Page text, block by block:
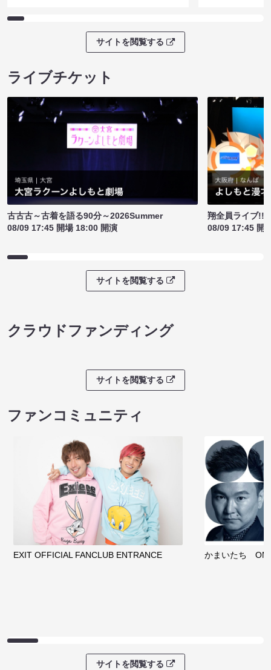
サイトを閲覧する
ライブチケット
古古古～古着を語る90分～2026Summer
08/09 17:45 開場 18:00 開演
翔全員ライブ!!!
08/09 17:45 開
サイトを閲覧する
クラウドファンディング
サイトを閲覧する
ファンコミュニティ
EXIT OFFICIAL FANCLUB ENTRANCE かまいたち
サイトを閲覧する